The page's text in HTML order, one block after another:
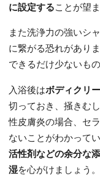
に設定することが望
また洗浄力の強いシ
に繋がる恐れがありま
できるだけ少ないも
入浴後はボディクリ
切っておき、掻きむ
性皮膚炎の場合、セ
ないことがわかってい
活性剤などの余分な
湿を心がけましょう。